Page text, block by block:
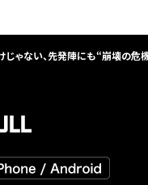
じゃない、先発陣にも“崩壊の